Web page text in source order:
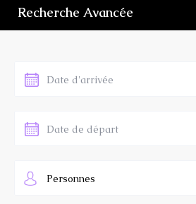
Recherche Avancée
Personnes